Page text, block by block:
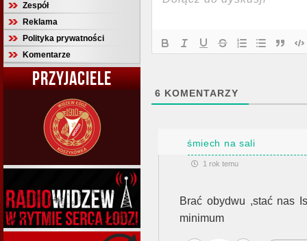
Zespół
Reklama
Polityka prywatności
Komentarze
PRZYJACIELE
6 KOMENTARZY
śmiech na sali
1 rok temu
Brać obydwu ,stać nas
minimum